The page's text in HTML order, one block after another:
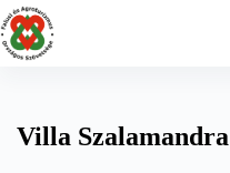
Skip
to
content
Villa